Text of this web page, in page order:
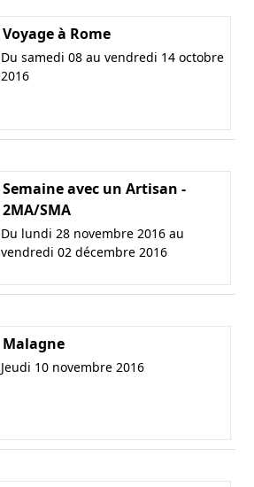
Voyage à Rome
Du samedi 08 au vendredi 14 octobre
2016
Semaine avec un Artisan -
2MA/SMA
Du lundi 28 novembre 2016 au
vendredi 02 décembre 2016
Malagne
Jeudi 10 novembre 2016